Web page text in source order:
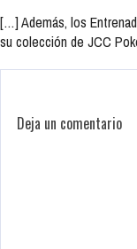
[…] Además, los
su colección de JCC
Deja un comentario